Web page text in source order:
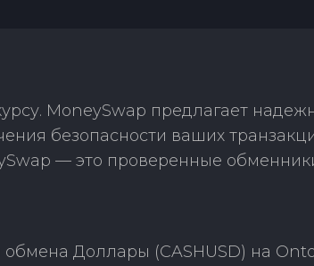
MoneySwap предлагает
безопасности ваших
— это проверенные
Доллары (CASHUSD) на